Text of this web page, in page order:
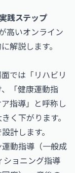
践ステップ
高いオンライン
解説します。
では「リハビリ
「健康運動指
指導」と呼称し
く下がります。
計します。
動指導（一般成
ショニング指導